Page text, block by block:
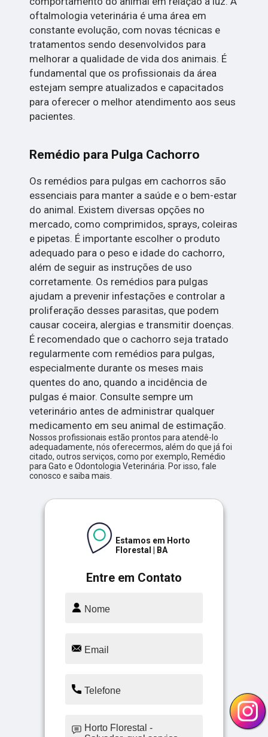
oftalmologia veterinária é uma área em
constante evolução, com novas técnicas e
tratamentos sendo desenvolvidos para
melhorar a qualidade de vida dos animais. É
fundamental que os profissionais da área
estejam sempre atualizados e capacitados
para oferecer o melhor atendimento aos seus
pacientes.
Remédio para Pulga Cachorro
Os remédios para pulgas em cachorros são
essenciais para manter a saúde e o bem-estar
do animal. Existem diversas opções no
mercado, como comprimidos, sprays, coleiras
e pipetas. É importante escolher o produto
adequado para o peso e idade do cachorro,
além de seguir as instruções de uso
corretamente. Os remédios para pulgas
ajudam a prevenir infestações e controlar a
proliferação desses parasitas, que podem
causar coceira, alergias e transmitir doenças.
É recomendado que o cachorro seja tratado
regularmente com remédios para pulgas,
especialmente durante os meses mais
quentes do ano, quando a incidência de
pulgas é maior. Consulte sempre um
veterinário antes de administrar qualquer
medicamento em seu animal de estimação.
Nossos profissionais estão prontos para atendê-lo
adequadamente, nós oferecermos, além do que já foi
citado, outros serviços, como por exemplo, Remédio
para Gato e Odontologia Veterinária. Por isso, fale
conosco e saiba mais.
Entre em Contato
Estamos em Horto
Florestal | BA